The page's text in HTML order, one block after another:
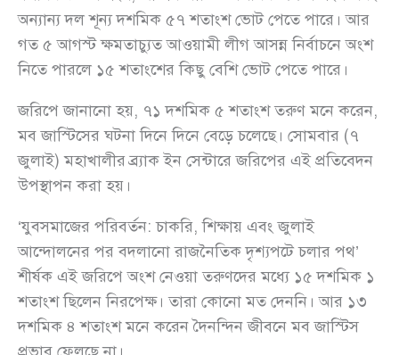
অন্যান্য দল শূন্য দশমিক ৫৭ শতাংশ ভোট পেতে পারে। আর
গত ৫ আগস্ট ক্ষমতাচ্যুত আওয়ামী লীগ আসন্ন নির্বাচনে অংশ
নিতে পারলে ১৫ শতাংশের কিছু বেশি ভোট পেতে পারে।
জরিপে জানানো হয়, ৭১ দশমিক ৫ শতাংশ তরুণ মনে করেন,
মব জাস্টিসের ঘটনা দিনে দিনে বেড়ে চলেছে। সোমবার (৭
জুলাই) মহাখালীর ব্র্যাক ইন সেন্টারে জরিপের এই প্রতিবেদন
উপস্থাপন করা হয়।
‘যুবসমাজের পরিবর্তন: চাকরি, শিক্ষায় এবং জুলাই
আন্দোলনের পর বদলানো রাজনৈতিক দৃশ্যপটে চলার পথ’
শীর্ষক এই জরিপে অংশ নেওয়া তরুণদের মধ্যে ১৫ দশমিক ১
শতাংশ ছিলেন নিরপেক্ষ। তারা কোনো মত দেননি। আর ১৩
দশমিক ৪ শতাংশ মনে করেন দৈনন্দিন জীবনে মব জাস্টিস
প্রভাব ফেলছে না।